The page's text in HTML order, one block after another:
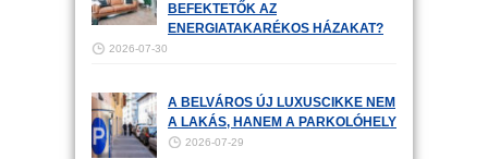
BEFEKTETŐK AZ
ENERGIATAKARÉKOS HÁZAKAT?
2026-07-30
A BELVÁROS ÚJ LUXUSCIKKE NEM
A LAKÁS, HANEM A PARKOLÓHELY
2026-07-29